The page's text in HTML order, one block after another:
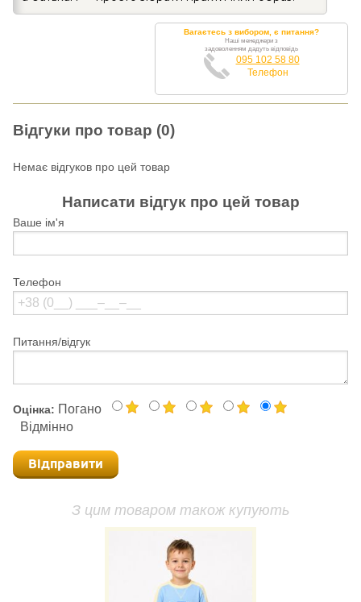
Вагаєтесь з вибором, є питання?
Наші менеджери з
задоволенням дадуть відповідь
095 102 58 80
Телефон
Відгуки про товар (0)
Немає відгуков про цей товар
Написати відгук про цей товар
Ваше ім'я
Телефон
Питання/відгук
Оцінка: Погано
Відмінно
Відправити
З цим товаром також купують